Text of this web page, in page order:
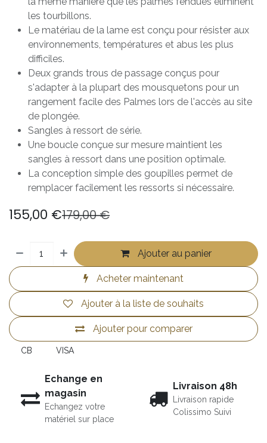
les tourbillons.
Le matériau de la lame est conçu pour résister aux
environnements, températures et abus les plus
difficiles.
Deux grands trous de passage conçus pour
s'adapter à la plupart des mousquetons pour un
rangement facile des Palmes lors de l'accès au site
de plongée.
Sangles à ressort de série.
Une boucle conçue sur mesure maintient les
sangles à ressort dans une position optimale.
La conception simple des goupilles permet de
remplacer facilement les ressorts si nécessaire.
155,00 €179,00€
Ajouter au panier
Acheter maintenant
Ajouter pour comparer
Ajouter à la liste de souhaits
CB VISA
Echange en
magasin
Echangez votre
matériel sur place
Livraison 48h
Livraison rapide
Colissimo Suivi